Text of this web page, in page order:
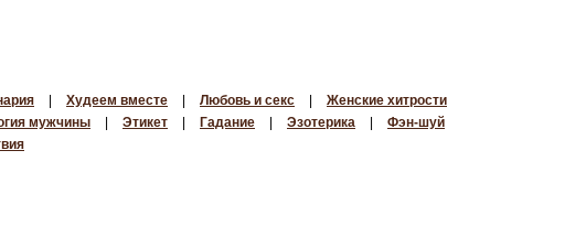
Худеем вместе Любовь и секс
Женские хитрости
мужчины Этикет Гадание Эзотерика
Фэн-шуй